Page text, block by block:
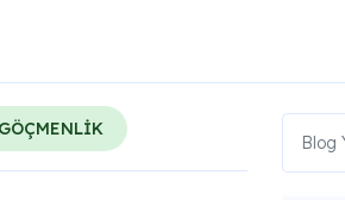
GÖÇMENLİK